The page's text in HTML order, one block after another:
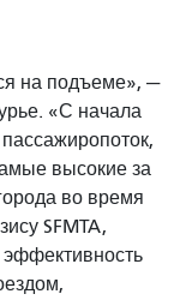
на подъеме», —
«С начала
высокие за
во время
SFMTA,